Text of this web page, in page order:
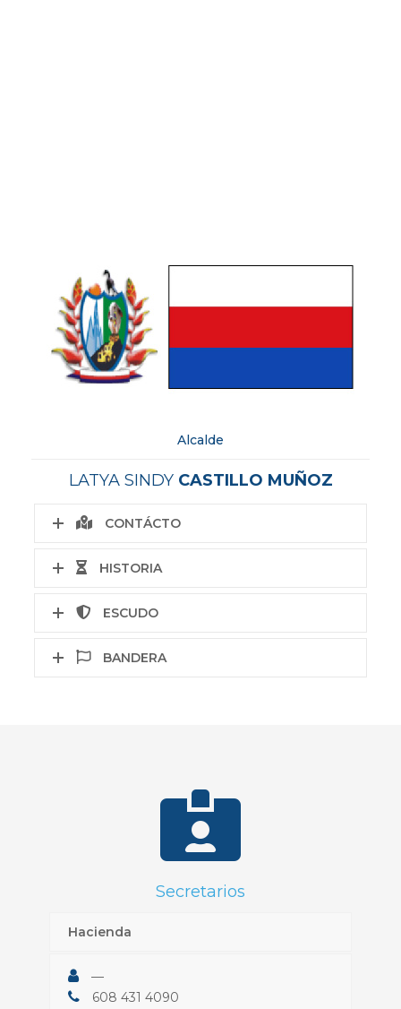
Alcalde
LATYA SINDY CASTILLO MUÑOZ
CONTÁCTO
HISTORIA
ESCUDO
BANDERA
Secretarios
Hacienda
—
608 431 4090